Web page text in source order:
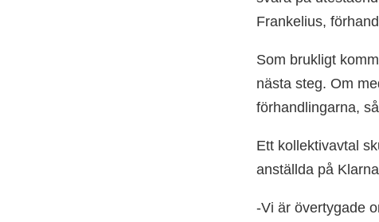
Frankelius,
Som brukligt
nästa steg. Om
förhandlingarna,
Ett kollektivavtal
anställda på
-Vi är övertygade